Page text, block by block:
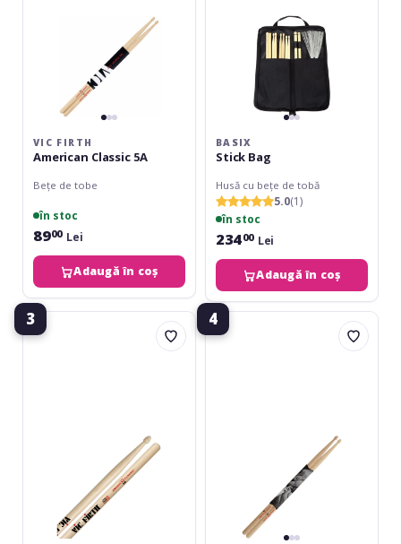
VIC FIRTH
American Classic 5A
Bețe de tobe
în stoc
8900 Lei
Adaugă în coș
BASIX
Stick Bag
Husă cu bețe de tobă
5.0(1)
în stoc
23400 Lei
Adaugă în coș
3
Vic
Firth
4
Vic
Firth